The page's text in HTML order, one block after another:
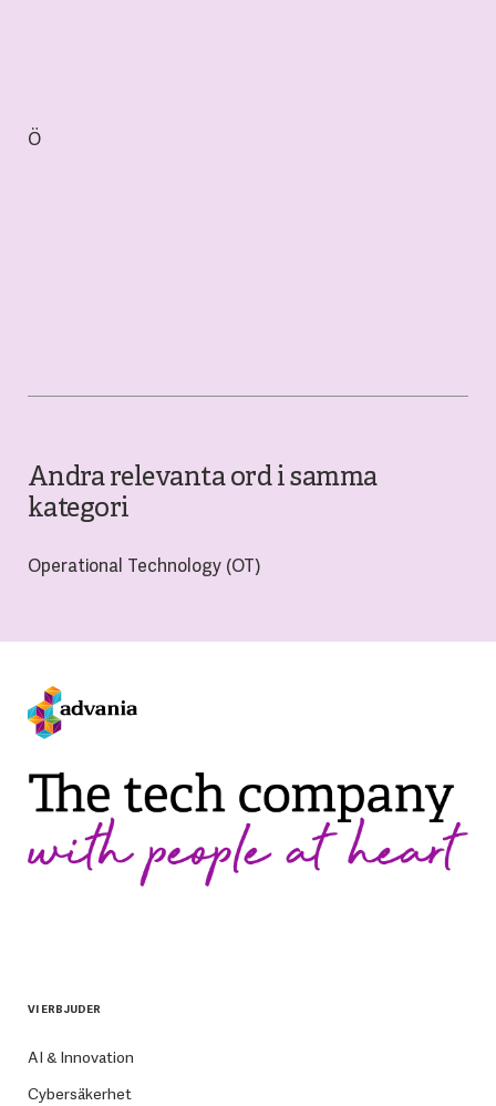
Ö
Andra relevanta ord i samma
kategori
Operational Technology (OT)
VI ERBJUDER
AI & Innovation
Cybersäkerhet